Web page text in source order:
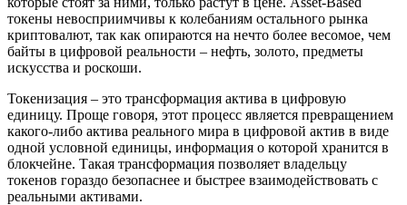
токены невосприимчивы к колебаниям остального рынка
криптовалют, так как опираются на нечто более весомое, чем
байты в цифровой реальности – нефть, золото, предметы
искусства и роскоши.
Токенизация – это трансформация актива в цифровую
единицу. Проще говоря, этот процесс является превращением
какого-либо актива реального мира в цифровой актив в виде
одной условной единицы, информация о которой хранится в
блокчейне. Такая трансформация позволяет владельцу
токенов гораздо безопаснее и быстрее взаимодействовать с
реальными активами.